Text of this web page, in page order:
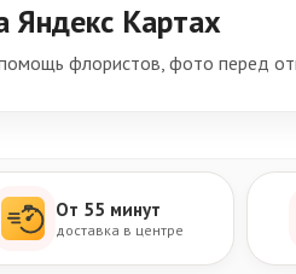
Яндекс Картах
флористов, фото перед
От 55 минут
доставка в центре